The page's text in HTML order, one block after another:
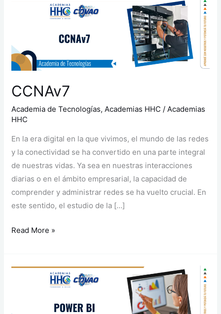
CCNAv7
Academia de Tecnologías,Academias HHC /Academias
HHC
En la era digital en la que vivimos, el mundo de las redes
y la conectividad se ha convertido en una parte integral
de nuestras vidas. Ya sea en nuestras interacciones
diarias o en el ámbito empresarial, la capacidad de
comprender y administrar redes se ha vuelto crucial. En
este sentido, el estudio de la […]
Read More »